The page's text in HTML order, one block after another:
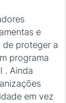
e
de proteger a
programa
. Ainda
em vez